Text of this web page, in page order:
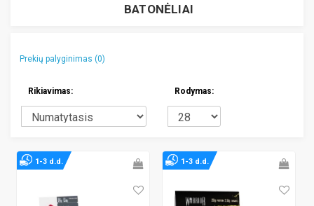
BATONĖLIAI
Prekių palyginimas (0)
Rikiavimas: Rodymas:
1-3 d.d. 1-3 d.d.